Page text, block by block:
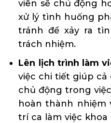
viên sẽ chủ động
xử lý tình huống
tránh để xảy ra
trách nhiệm.
Lên lịch trình làm
việc chi tiết giúp cả
chủ động trong
hoàn thành nhiệm
trí ca làm việc